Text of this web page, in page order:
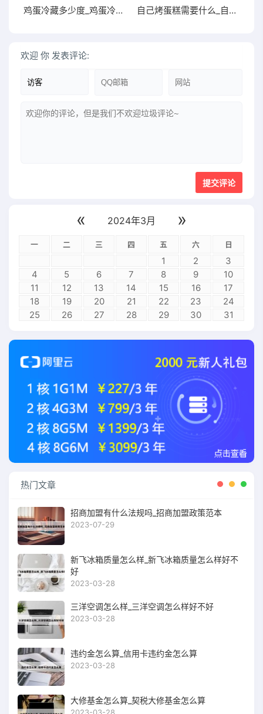
鸡蛋冷藏多少度_鸡蛋冷藏多少度合适保存 自己烤蛋糕需要什么_自己烤蛋糕需要什么材料
欢迎 你 发表评论:
« 2024年3月 »
一 二 三 四 五 六 日
1 2
3
4
5 6 7 8 9
10
11
12 13 14 15 16
17
18
19 20 21 22 23
24
25
26 27 28 29 30 31
热门文章
招商加盟有什么法规吗_招商加盟政策范本
2023-07-29
新飞冰箱质量怎么样_新飞冰箱质量怎么样好不
好
2023-03-28
三洋空调怎么样_三洋空调怎么样好不好
2023-03-28
违约金怎么算_信用卡违约金怎么算
2023-03-28
大修基金怎么算_契税大修基金怎么算